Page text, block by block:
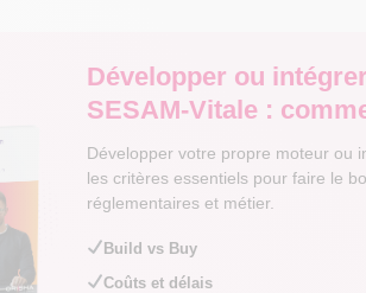
Développer ou
SESAM-Vitale :
Développer votre propre moteur ou
les critères essentiels pour faire le
réglementaires et métier.
Build vs Buy
Coûts et délais